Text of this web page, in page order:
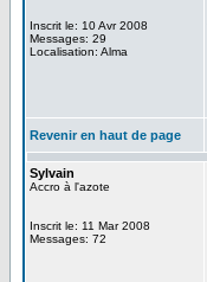
Inscrit le: 10 Avr 2008
Messages: 29
Localisation: Alma
Revenir en haut de page
Sylvain
Accro à l'azote
Inscrit le: 11 Mar 2008
Messages: 72